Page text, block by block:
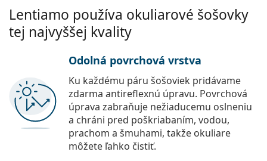
Lentiamo používa okuliarové šošovky
tej najvyššej kvality
Odolná povrchová vrstva
Ku každému páru šošoviek pridávame
zdarma antireflexnú úpravu. Povrchová
úprava zabraňuje nežiaducemu oslneniu
a chráni pred poškriabaním, vodou,
prachom a šmuhami, takže okuliare
môžete ľahko čistiť.